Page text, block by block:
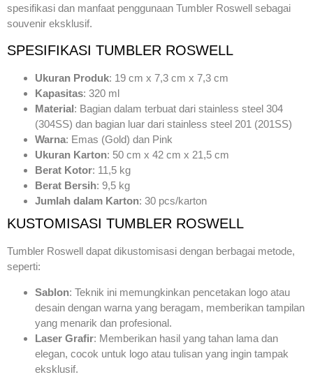
spesifikasi dan manfaat penggunaan Tumbler Roswell sebagai
souvenir eksklusif.
SPESIFIKASI TUMBLER ROSWELL
Ukuran Produk: 19 cm x 7,3 cm x 7,3 cm
Kapasitas: 320 ml
Material: Bagian dalam terbuat dari stainless steel 304
(304SS) dan bagian luar dari stainless steel 201 (201SS)
Warna: Emas (Gold) dan Pink
Ukuran Karton: 50 cm x 42 cm x 21,5 cm
Berat Kotor: 11,5 kg
Berat Bersih: 9,5 kg
Jumlah dalam Karton: 30 pcs/karton
KUSTOMISASI TUMBLER ROSWELL
Tumbler Roswell dapat dikustomisasi dengan berbagai metode,
seperti:
Sablon: Teknik ini memungkinkan pencetakan logo atau
desain dengan warna yang beragam, memberikan tampilan
yang menarik dan profesional.
Laser Grafir: Memberikan hasil yang tahan lama dan
elegan, cocok untuk logo atau tulisan yang ingin tampak
eksklusif.